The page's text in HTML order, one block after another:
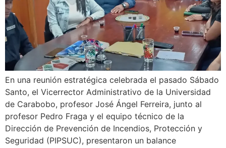
En una reunión estratégica celebrada el pasado Sábado
Santo, el Vicerrector Administrativo de la Universidad
de Carabobo, profesor José Ángel Ferreira, junto al
profesor Pedro Fraga y el equipo técnico de la
Dirección de Prevención de Incendios, Protección y
Seguridad (PIPSUC), presentaron un balance